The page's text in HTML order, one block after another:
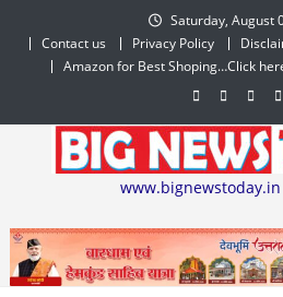
content
Saturday, August
Contact us
Privacy Policy
Amazon for Best Shoping…Click
www.bignewstoday.in